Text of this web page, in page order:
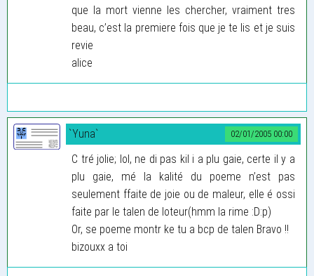
que la mort vienne les chercher, vraiment tres
beau, c’est la premiere fois que je te lis et je suis
revie
alice
02/01/2005 00:00
`Yuna`
C tré jolie; lol, ne di pas kil i a plu gaie, certe il y a
plu gaie, mé la kalité du poeme n’est pas
seulement ffaite de joie ou de maleur, elle é ossi
faite par le talen de loteur(hmm la rime :D:p)
Or, se poeme montr ke tu a bcp de talen Bravo !!
bizouxx a toi